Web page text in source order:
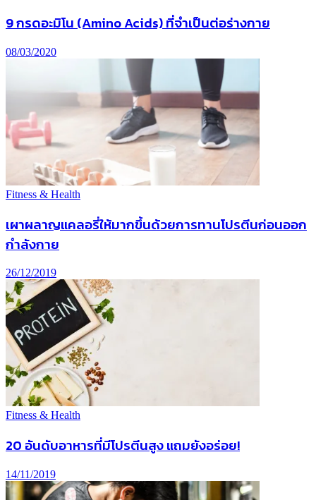
9 กรดอะมิโน (Amino Acids) ที่จําเป็นต่อร่างกาย
08/03/2020
Fitness & Health
เผาผลาญแคลอรี่ให้มากขึ้นด้วยการทานโปรตีนก่อนออก
กำลังกาย
26/12/2019
Fitness & Health
20 อันดับอาหารที่มีโปรตีนสูง แถมยังอร่อย!
14/11/2019